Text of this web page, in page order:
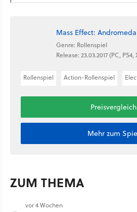
Mass Effect: Andromeda
Genre: Rollenspiel
Release: 23.03.2017 (PC,
Rollenspiel Action-Rollenspiel
Preisvergleich
Mehr zum
ZUM THEMA
vor 4 Wochen